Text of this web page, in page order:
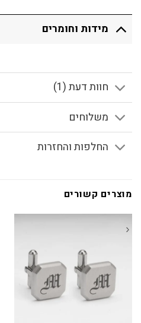
מידות וחומרים
חוות דעת (1)
משלוחים
החלפות והחזרות
מוצרים קשורים